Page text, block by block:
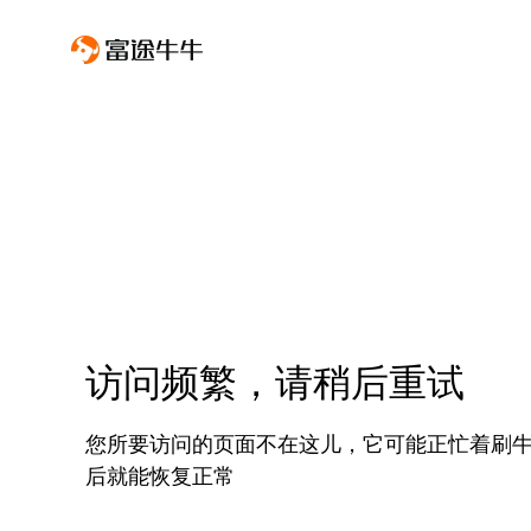
访问频繁，请稍后重试
您所要访问的页面不在这儿，它可能正忙着刷
后就能恢复正常